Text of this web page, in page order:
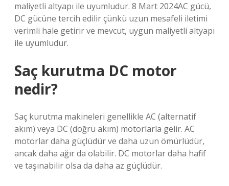
maliyetli altyapı ile uyumludur. 8 Mart 2024AC gücü,
DC gücüne tercih edilir çünkü uzun mesafeli iletimi
verimli hale getirir ve mevcut, uygun maliyetli altyapı
ile uyumludur.
Saç kurutma DC motor
nedir?
Saç kurutma makineleri genellikle AC (alternatif
akım) veya DC (doğru akım) motorlarla gelir. AC
motorlar daha güçlüdür ve daha uzun ömürlüdür,
ancak daha ağır da olabilir. DC motorlar daha hafif
ve taşınabilir olsa da daha az güçlüdür.